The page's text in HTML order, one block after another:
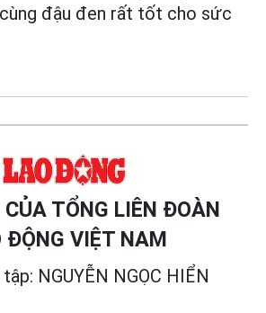
đậu đen rất tốt cho sức
CỦA TỔNG LIÊN ĐOÀN
ĐỘNG VIỆT NAM
NGUYỄN NGỌC HIỂN